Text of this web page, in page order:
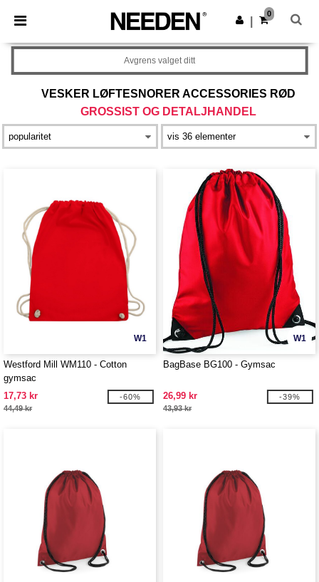
× Needen-app
Bedre priser i appen!
Last ned app
0
VESKER LØFTESNORER ACCESSORIES RØD
GROSSIST OG DETALJHANDEL
Avgrens valget ditt
W1
Westford Mill WM110 - Cotton
gymsac
17,73 kr
44,49 kr
-60%
W1
BagBase BG100 - Gymsac
26,99 kr
43,93 kr
-39%